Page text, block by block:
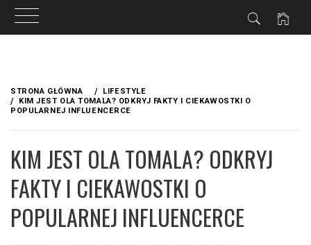
treści
STRONA GŁÓWNA
LIFESTYLE
KIM JEST OLA TOMALA? ODKRYJ FAKTY I CIEKAWOSTKI O
POPULARNEJ INFLUENCERCE
KIM JEST OLA TOMALA? ODKRYJ
FAKTY I CIEKAWOSTKI O
POPULARNEJ INFLUENCERCE